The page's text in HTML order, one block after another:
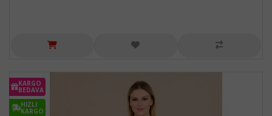
KARGO
BEDAVA
HIZLI
KARGO